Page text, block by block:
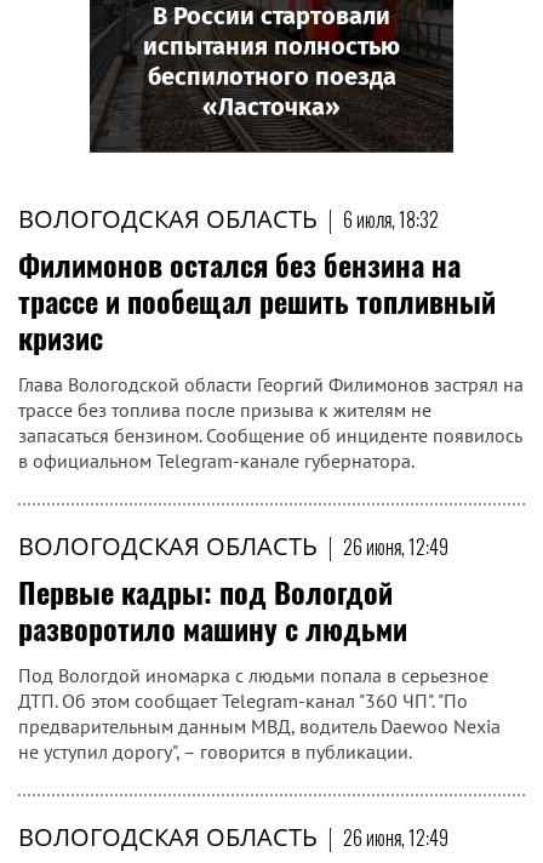
ВОЛОГОДСКАЯ ОБЛАСТЬ | 6 июля, 18:32
Филимонов остался без бензина на
трассе и пообещал решить топливный
кризис
Глава Вологодской области Георгий Филимонов застрял на
трассе без топлива после призыва к жителям не
запасаться бензином. Сообщение об инциденте появилось
в официальном Telegram-канале губернатора.
ВОЛОГОДСКАЯ ОБЛАСТЬ | 26 июня, 12:49
Первые кадры: под Вологдой
разворотило машину с людьми
Под Вологдой иномарка с людьми попала в серьезное
ДТП. Об этом сообщает Telegram-канал "360 ЧП". "По
предварительным данным МВД, водитель Daewoo Nexia
не уступил дорогу", – говорится в публикации.
ВОЛОГОДСКАЯ ОБЛАСТЬ | 26 июня, 12:49
В России стартовали
испытания полностью
беспилотного поезда
«Ласточка»